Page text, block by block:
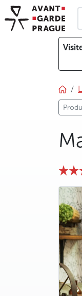
photo
photo
photo
photo
photo
photo